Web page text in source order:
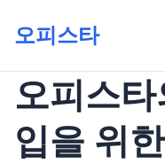
오피스타
오피스
입을 위